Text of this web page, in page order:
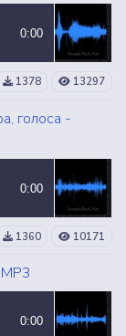
0:00
1378 13297
голоса -
0:00
1360 10171
0:00